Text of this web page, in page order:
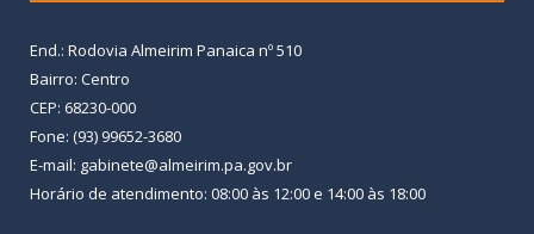
End.: Rodovia Almeirim Panaica nº 510
Bairro: Centro
CEP: 68230-000
Fone: (93) 99652-3680
E-mail: gabinete@almeirim.pa.gov.br
Horário de atendimento: 08:00 às 12:00 e 14:00 às 18:00